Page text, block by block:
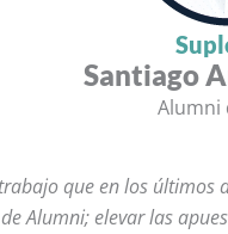
Santiago
Alumni
que en los últimos
Alumni; elevar las